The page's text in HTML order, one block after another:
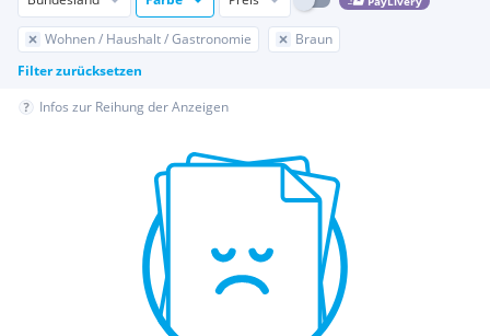
Wohnen / Haushalt / Gastronomie
Braun
Filter zurücksetzen
Infos zur Reihung der Anzeigen